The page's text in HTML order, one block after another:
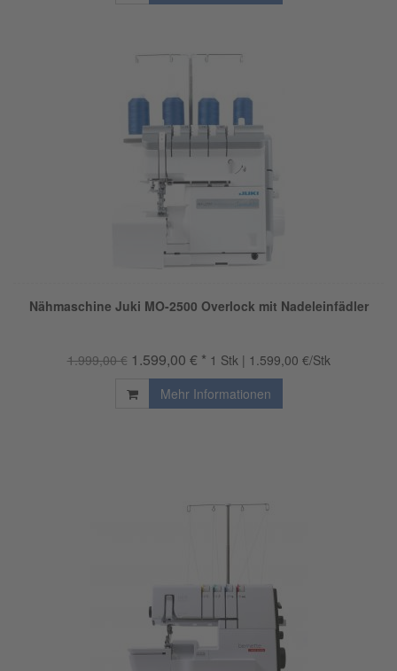
Nähmaschine Juki MO-2500 Overlock mit Nadeleinfädler
1.999,00 € 1.599,00 € * 1 Stk | 1.599,00 €/Stk
Mehr Informationen